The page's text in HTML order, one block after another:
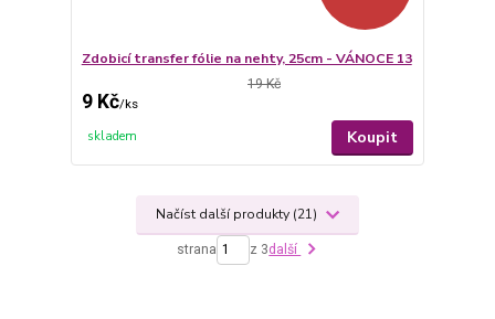
Zdobicí transfer fólie na nehty, 25cm - VÁNOCE 13
19 Kč
9 Kč/ks
skladem Koupit
Načíst další produkty (21)
strana z 3další